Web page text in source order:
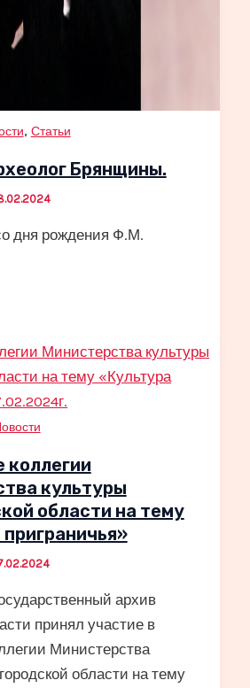
, Статьи
Брянщины.
дня рождения Ф.М.
коллегии
культуры
области на тему
архив
принял участие в
Министерства
области на тему